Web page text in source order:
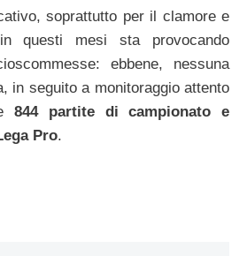
soprattutto per il clamore e
questi mesi sta provocando
ebbene, nessuna
in seguito a monitoraggio attento
844 partite di campionato e
Pro.